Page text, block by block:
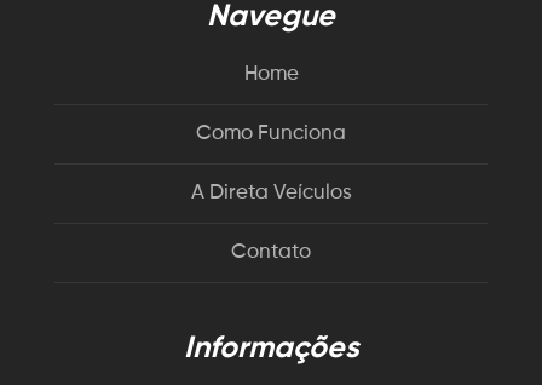
Navegue
Home
Como Funciona
A Direta Veículos
Contato
Informações